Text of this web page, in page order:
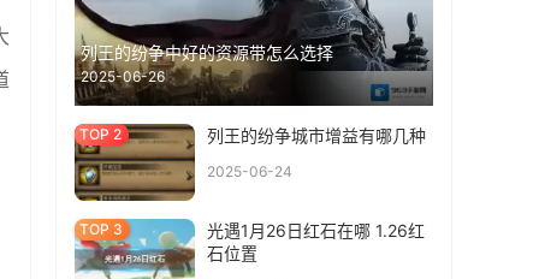
列王的纷争中好的资源带怎么选择
2025-06-26
列王的纷争城市增益有哪几种
2025-06-24
光遇1月26日红石在哪 1.26红
石位置